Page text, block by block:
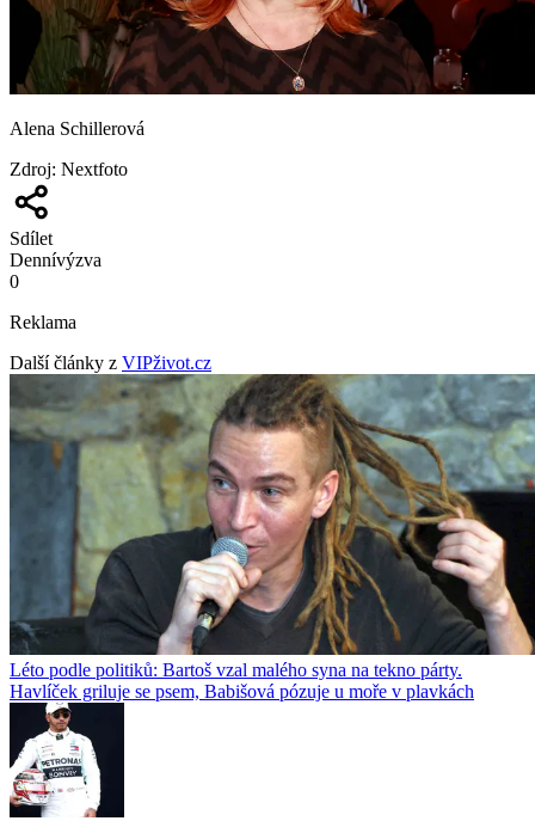
Alena Schillerová
Zdroj: Nextfoto
Sdílet
Dennívýzva
0
Reklama
Další články z VIPživot.cz
Léto podle politiků: Bartoš vzal malého syna na tekno párty.
Havlíček griluje se psem, Babišová pózuje u moře v plavkách